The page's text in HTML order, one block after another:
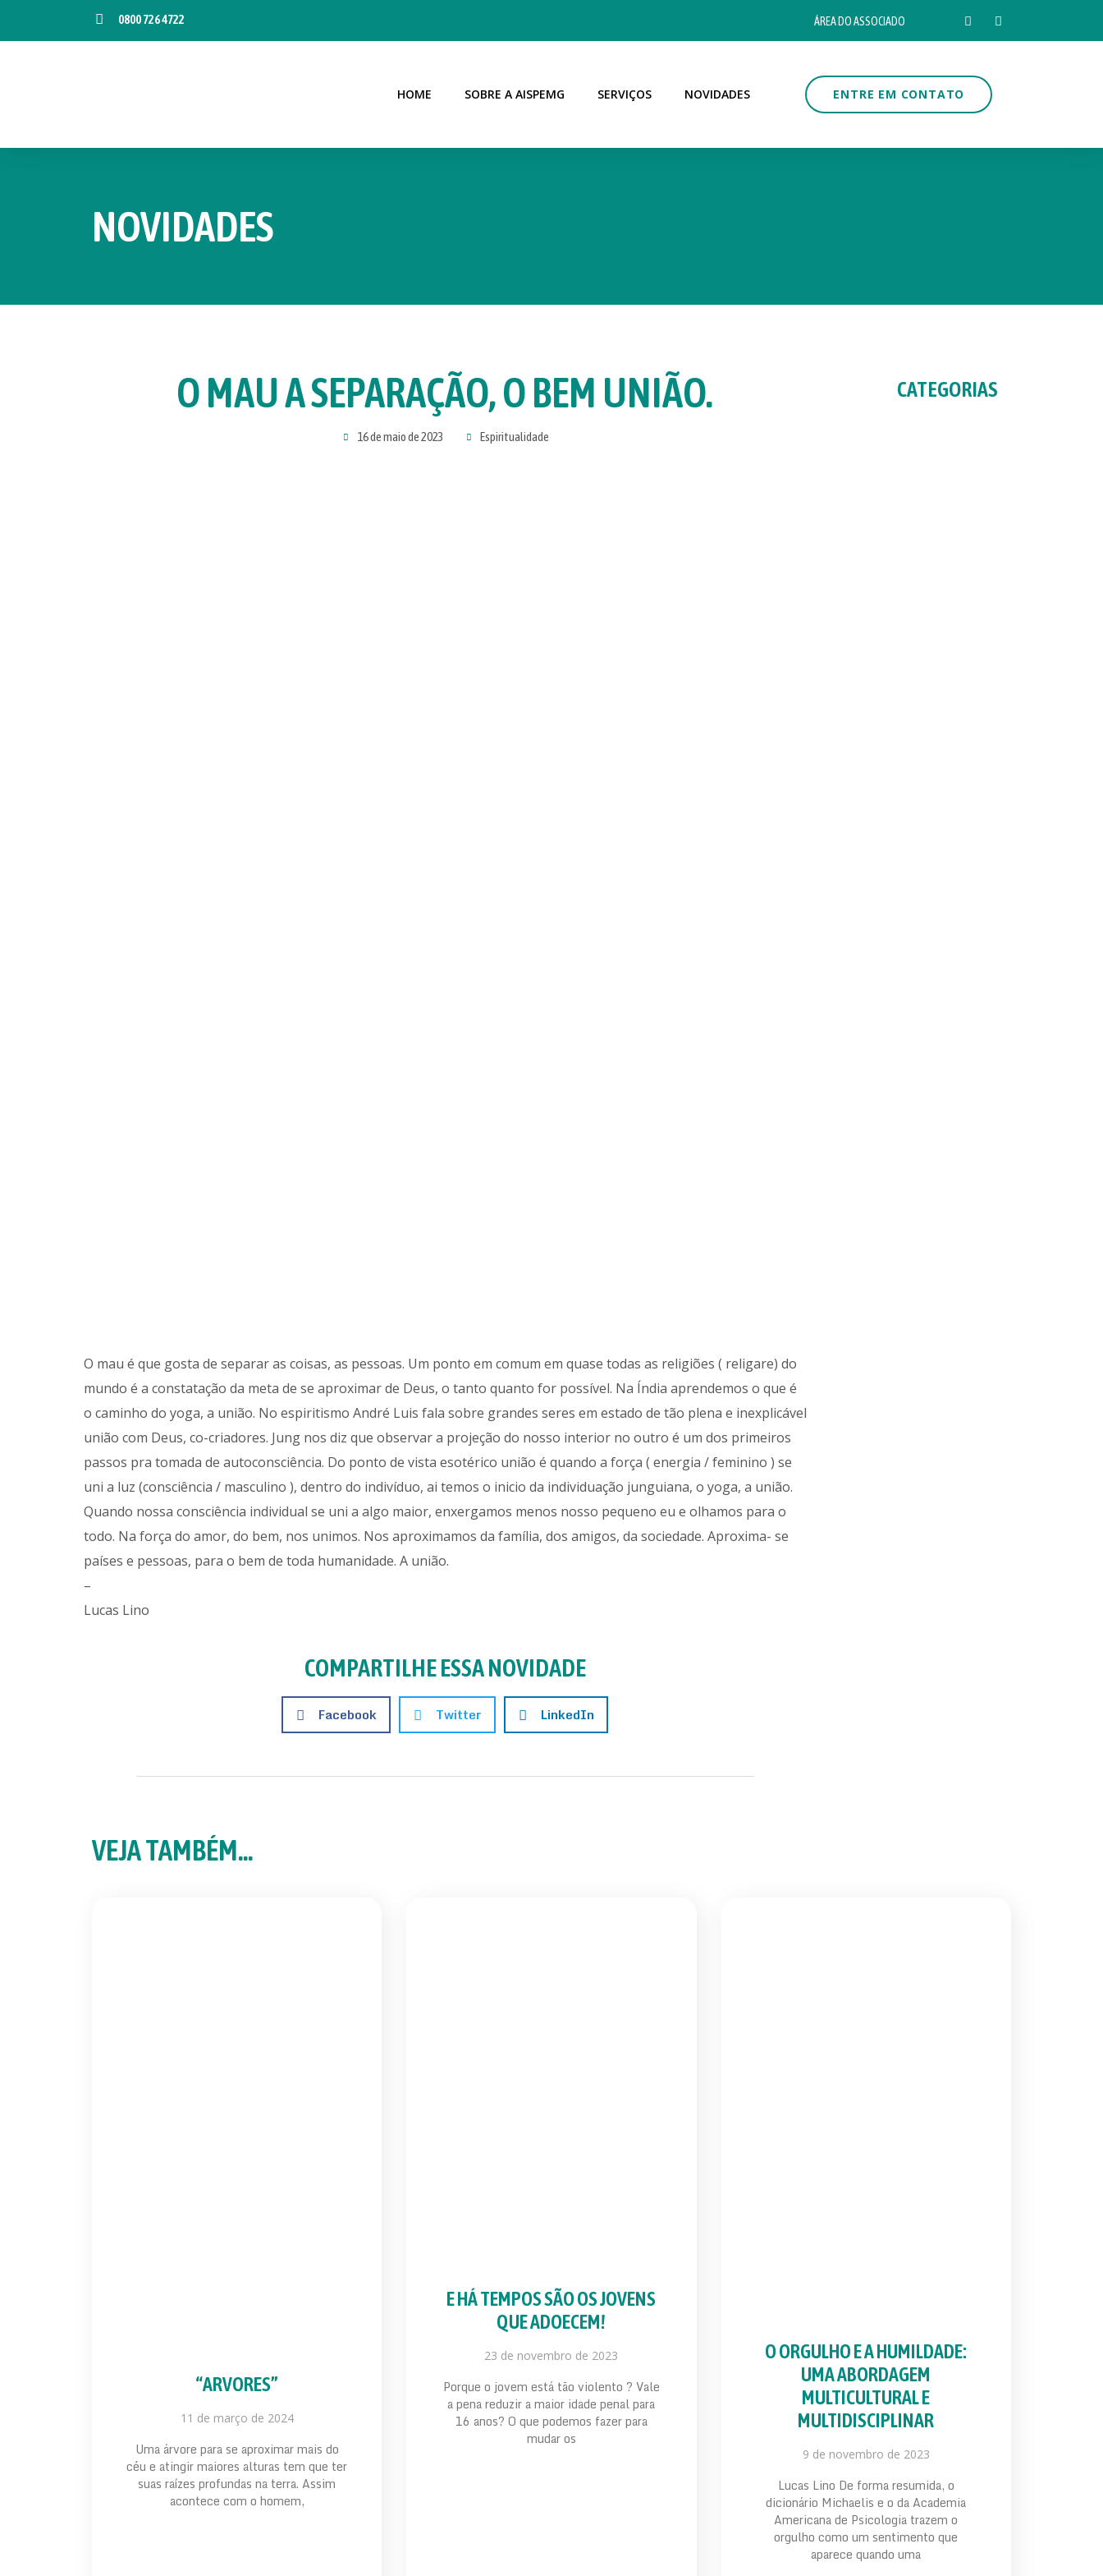
0800 726 4722 ÁREA DO ASSOCIADO
HOME SOBRE A AISPEMG SERVIÇOS NOVIDADES ENTRE EM CONTATO
NOVIDADES
O MAU A SEPARAÇÃO, O BEM UNIÃO.
16 de maio de 2023 Espiritualidade
O mau é que gosta de separar as coisas, as pessoas. Um ponto em comum em quase todas as religiões ( religare) do
mundo é a constatação da meta de se aproximar de Deus, o tanto quanto for possível. Na Índia aprendemos o que é
o caminho do yoga, a união. No espiritismo André Luis fala sobre grandes seres em estado de tão plena e inexplicável
união com Deus, co-criadores. Jung nos diz que observar a projeção do nosso interior no outro é um dos primeiros
passos pra tomada de autoconsciência. Do ponto de vista esotérico união é quando a força ( energia / feminino ) se
uni a luz (consciência / masculino ), dentro do indivíduo, ai temos o inicio da individuação junguiana, o yoga, a união.
Quando nossa consciência individual se uni a algo maior, enxergamos menos nosso pequeno eu e olhamos para o
todo. Na força do amor, do bem, nos unimos. Nos aproximamos da família, dos amigos, da sociedade. Aproxima- se
países e pessoas, para o bem de toda humanidade. A união.
–
Lucas Lino
COMPARTILHE ESSA NOVIDADE
Facebook Twitter LinkedIn
CATEGORIAS
VEJA TAMBÉM...
“ARVORES”
11 de março de 2024
Uma árvore para se aproximar mais do
céu e atingir maiores alturas tem que ter
suas raízes profundas na terra. Assim
acontece com o homem,
E HÁ TEMPOS SÃO OS JOVENS
QUE ADOECEM!
23 de novembro de 2023
Porque o jovem está tão violento ? Vale
a pena reduzir a maior idade penal para
16 anos? O que podemos fazer para
mudar os
O ORGULHO E A HUMILDADE:
UMA ABORDAGEM
MULTICULTURAL E
MULTIDISCIPLINAR
9 de novembro de 2023
Lucas Lino De forma resumida, o
dicionário Michaelis e o da Academia
Americana de Psicologia trazem o
orgulho como um sentimento que
aparece quando uma